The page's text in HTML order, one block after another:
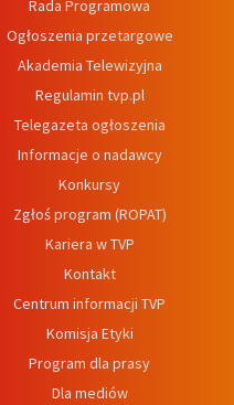
Rada Programowa
Ogłoszenia przetargowe
Akademia Telewizyjna
Regulamin tvp.pl
Telegazeta ogłoszenia
Informacje o nadawcy
Konkursy
Zgłoś program (ROPAT)
Kariera w TVP
Kontakt
Centrum informacji TVP
Komisja Etyki
Program dla prasy
Dla mediów